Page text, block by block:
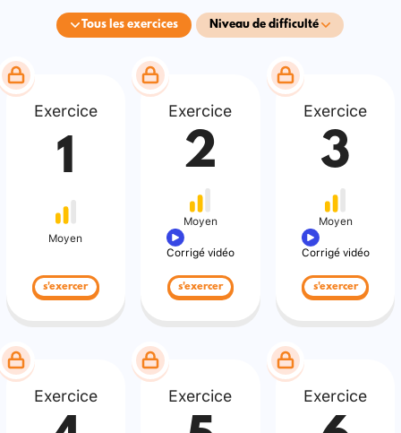
Tous les exercices Niveau de difficulté
Exercice
1
Moyen
s'exercer
Exercice
2
Moyen
Corrigé vidéo
s'exercer
Exercice
3
Moyen
Corrigé vidéo
s'exercer
Exercice Exercice Exercice